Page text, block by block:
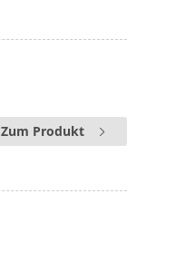
Zum Produkt